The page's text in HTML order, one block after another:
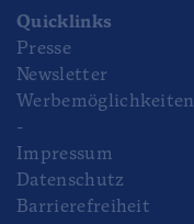
Quicklinks
Presse
Newsletter
Werbemöglichkeiten
-
Impressum
Datenschutz
Barrierefreiheit